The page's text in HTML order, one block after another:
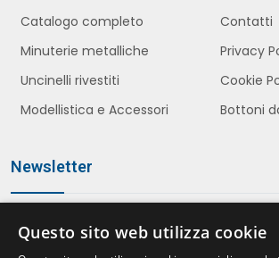
Catalogo completo
Minuterie metalliche
Uncinelli rivestiti
Modellistica e Accessori
Contatti
Privacy
Cookie
Bottoni
Newsletter
Questo sito web utilizza cookie